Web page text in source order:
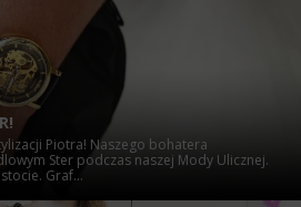
Piotra! Naszego bohatera
Ster podczas naszej Mody Ulicznej.
Graf...